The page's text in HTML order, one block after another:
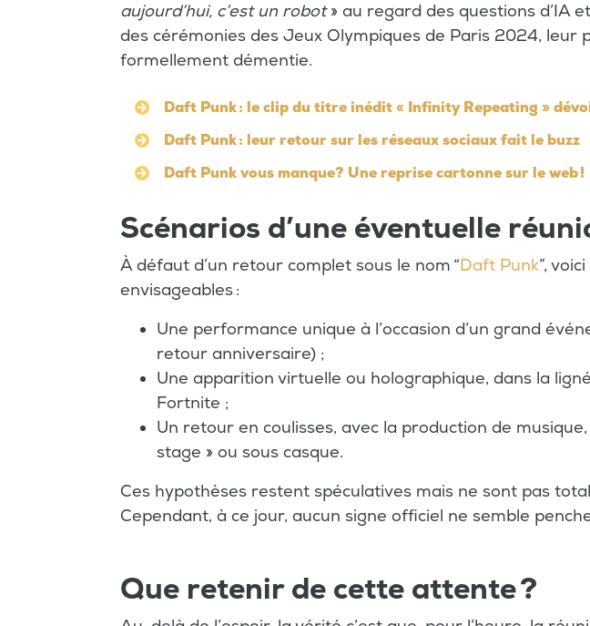
aujourd’hui, c’est un robot» au regard des questions d’IA
des cérémonies des Jeux Olympiques de Paris 2024, leur
formellement démentie.
Daft Punk : le clip du titre inédit « Infinity Repeating »
Daft Punk : leur retour sur les réseaux sociaux fait le buzz
Daft Punk vous manque? Une reprise cartonne sur le web !
Scénarios d’une éventuelle
À défaut d’un retour complet sous le nom “Daft Punk”,
envisageables :
Une performance unique à l’occasion d’un grand
retour anniversaire) ;
Une apparition virtuelle ou holographique, dans la
Fortnite ;
Un retour en coulisses, avec la production de
stage » ou sous casque.
Ces hypothèses restent spéculatives mais ne sont pas
Cependant, à ce jour, aucun signe officiel ne semble
Que retenir de cette attente ?